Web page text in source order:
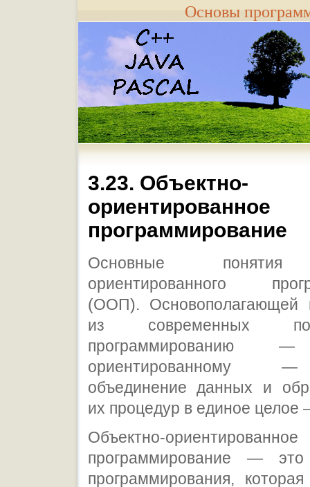
Основы
3.23. Объектно-
ориентированное
программирование
Основные понятия
ориентированного
(ООП). Основополагающей
из современных
программированию —
ориентированному
объединение данных и
их процедур в единое целое
Объектно-ориентированное
программирование — это
программирования,